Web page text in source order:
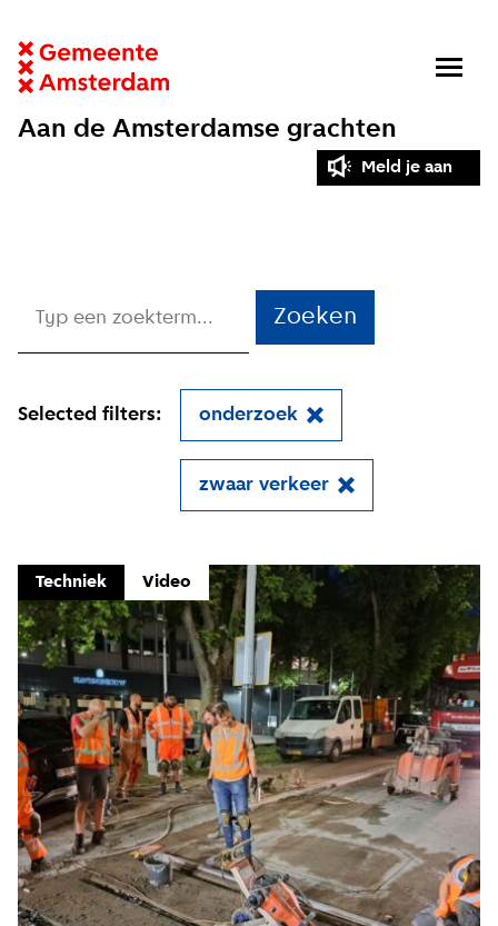
Aan de Amsterdamse grachten
Meld je aan
Zoeken
Selected filters: onderzoek
zwaar verkeer
Techniek Video